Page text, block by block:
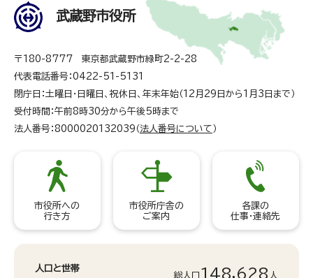
武蔵野市役所
〒180-8777 東京都武蔵野市緑町2-2-28
代表電話番号：0422-51-5131
閉庁日：土曜日・日曜日、祝休日、年末年始（12月29日から1月3日まで）
受付時間：午前8時30分から午後5時まで
法人番号：8000020132039（ 法人番号について ）
市役所への
行き方
市役所庁舎の
ご案内
各課の
仕事・連絡先
人口と世帯
総人口 148,628 人